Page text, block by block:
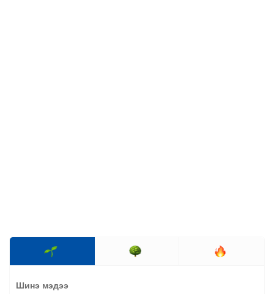
Шинэ мэдээ